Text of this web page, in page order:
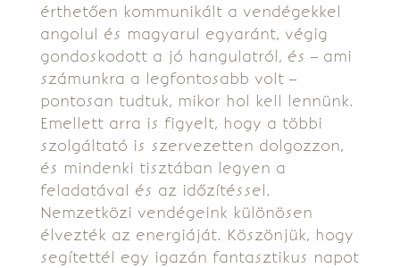
érthetően kommunikált a vendégekkel
angolul és magyarul egyaránt, végig
gondoskodott a jó hangulatról, és – ami
számunkra a legfontosabb volt –
pontosan tudtuk, mikor hol kell lennünk.
Emellett arra is figyelt, hogy a többi
szolgáltató is szervezetten dolgozzon,
és mindenki tisztában legyen a
feladatával és az időzítéssel.
Nemzetközi vendégeink különösen
élvezték az energiáját. Köszönjük, hogy
segítettél egy igazán fantasztikus napot